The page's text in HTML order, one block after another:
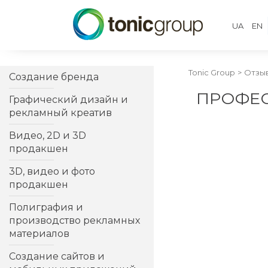
UA EN
Создание бренда
Графический дизайн и
рекламный креатив
Видео, 2D и 3D
продакшен
3D, видео и фото
продакшен
Полиграфия и
производство рекламных
материалов
Создание сайтов и
Tonic Group